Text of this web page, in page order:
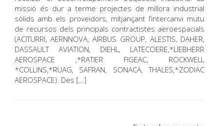
missió és dur a terme projectes de millora industrial
sòlids amb els proveïdors, mitjançant l’intercanvi mutu
de recursos dels principals contractistes aeroespacials
(ACITURRI, AERNNOVA, AIRBUS GROUP, ALESTIS, DAHER,
DASSAULT AVIATION, DIEHL, LATECOERE,*LIEBHERR
AEROSPACE ,*RATIER FIGEAC, ROCKWELL
*COLLINS,*RUAG, SAFRAN, SONACA, THALES,*ZODIAC
AEROSPACE). Des […]